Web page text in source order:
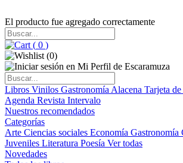
El producto fue agregado correctamente
( 0 )
(0)
Libros Vinilos Gastronomía Alacena Tarjeta
Agenda Revista Intervalo
Nuestros recomendados
Categorías
Arte Ciencias sociales Economía Gastronomía
Juveniles Literatura Poesía Ver todas
Novedades